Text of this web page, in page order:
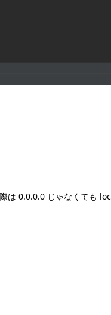
0.0.0.0 じゃなくても